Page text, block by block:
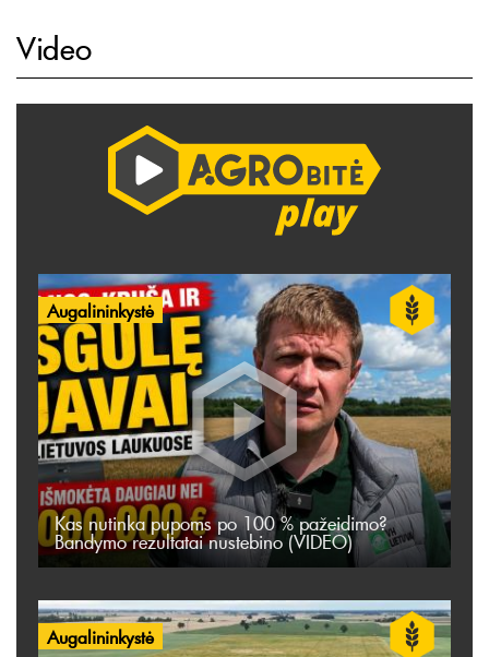
Video
Augalininkystė
Kas nutinka pupoms po 100 % pažeidimo?
Bandymo rezultatai nustebino (VIDEO)
Augalininkystė